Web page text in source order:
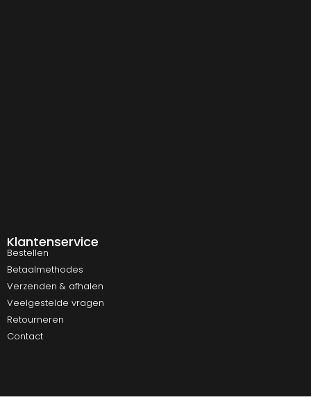
Klantenservice
Bestellen
Betaalmethodes
Verzenden & afhalen
Veelgestelde vragen
Retourneren
Contact